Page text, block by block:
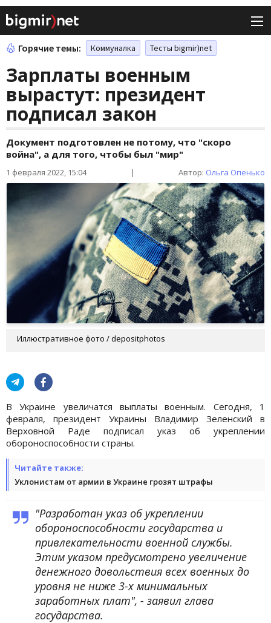
Горячие темы: Коммуналка Тесты bigmir)net
Зарплаты военным
вырастут: президент
подписал закон
Документ подготовлен не потому, что "скоро
война", а для того, чтобы был "мир"
1 февраля 2022, 15:04 | Автор: Ольга Опенько
Иллюстративное фото / depositphotos
В Украине увеличатся выплаты военным. Сегодня, 1
февраля, президент Украины Владимир Зеленский в
Верховной Раде подписал указ об укреплении
обороноспособности страны.
Читайте также:
Уклонистам от армии в Украине грозят штрафы
"Разработан указ об укреплении
обороноспособности государства и
привлекательности военной службы.
Этим указом предусмотрено увеличение
денежного довольствия всех военных до
уровня не ниже 3-х минимальных
заработных плат", - заявил глава
государства.